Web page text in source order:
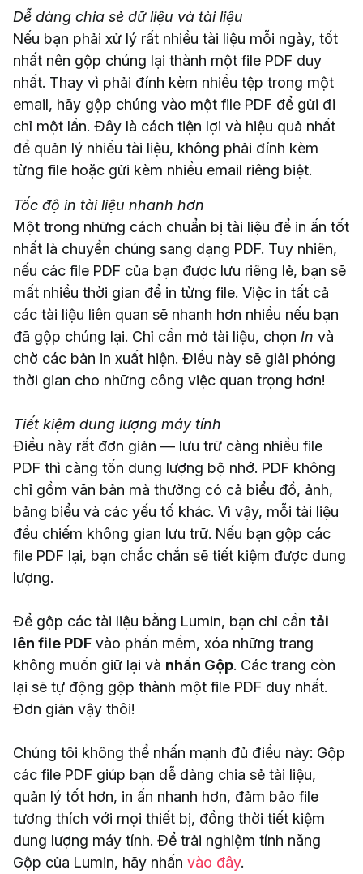
Dễ dàng chia sẻ dữ liệu và tài liệu
Nếu bạn phải xử lý rất nhiều tài liệu mỗi ngày, tốt
nhất nên gộp chúng lại thành một file PDF duy
nhất. Thay vì phải đính kèm nhiều tệp trong một
email, hãy gộp chúng vào một file PDF để gửi đi
chỉ một lần. Đây là cách tiện lợi và hiệu quả nhất
để quản lý nhiều tài liệu, không phải đính kèm
từng file hoặc gửi kèm nhiều email riêng biệt.
Tốc độ in tài liệu nhanh hơn
Một trong những cách chuẩn bị tài liệu để in ấn tốt
nhất là chuyển chúng sang dạng PDF. Tuy nhiên,
nếu các file PDF của bạn được lưu riêng lẻ, bạn sẽ
mất nhiều thời gian để in từng file. Việc in tất cả
các tài liệu liên quan sẽ nhanh hơn nhiều nếu bạn
đã gộp chúng lại. Chỉ cần mở tài liệu, chọn In và
chờ các bản in xuất hiện. Điều này sẽ giải phóng
thời gian cho những công việc quan trọng hơn!
Tiết kiệm dung lượng máy tính
Điều này rất đơn giản — lưu trữ càng nhiều file
PDF thì càng tốn dung lượng bộ nhớ. PDF không
chỉ gồm văn bản mà thường có cả biểu đồ, ảnh,
bảng biểu và các yếu tố khác. Vì vậy, mỗi tài liệu
đều chiếm không gian lưu trữ. Nếu bạn gộp các
file PDF lại, bạn chắc chắn sẽ tiết kiệm được dung
lượng.
Để gộp các tài liệu bằng Lumin, bạn chỉ cần tải
lên file PDF vào phần mềm, xóa những trang
không muốn giữ lại và nhấn Gộp. Các trang còn
lại sẽ tự động gộp thành một file PDF duy nhất.
Đơn giản vậy thôi!​​
Chúng tôi không thể nhấn mạnh đủ điều này: Gộp
các file PDF giúp bạn dễ dàng chia sẻ tài liệu,
quản lý tốt hơn, in ấn nhanh hơn, đảm bảo file
tương thích với mọi thiết bị, đồng thời tiết kiệm
dung lượng máy tính. Để trải nghiệm tính năng
Gộp của Lumin, hãy nhấn vào đây.